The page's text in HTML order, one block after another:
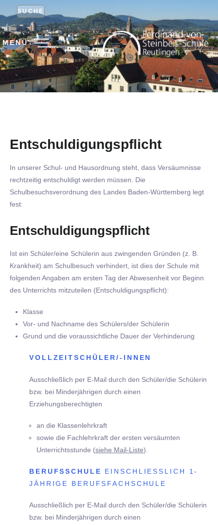
SUCHE
MENÜ
Entschuldigungspflicht
In unserer Schul- und Hausordnung steht, dass Versäumnisse
rechtzeitig entschuldigt werden müssen. Die
Schulbesuchsverordnung des Landes Baden-Württemberg legt
fest:
Entschuldigungspflicht
Ist ein Schüler/eine Schülerin aus zwingenden Gründen (z. B.
Krankheit) am Schulbesuch verhindert, ist dies der Schule mit
folgenden Angaben am ersten Tag der Abwesenheit vor Beginn
des Unterrichts mitzuteilen (Entschuldigungspflicht):
Klasse
Vor- und Nachname des Schülers/der Schülerin
Grund und die voraussichtliche Dauer der Verhinderung
VOLLZEITSCHÜLER/-INNEN
Ausschließlich per E-Mail durch den Schüler/die Schülerin
bzw. bei Minderjährigen durch einen
Erziehungsberechtigten
an die Klassenlehrkraft
sowie die Fachlehrkraft der ersten versäumten
Unterrichtsstunde (siehe Mail-Liste).
BERUFSSCHULE EINSCHLIESSLICH 1-J
ÄHRIGE BERUFSFACHSCHULE
Ausschließlich per E-Mail durch den Schüler/die Schülerin
bzw. bei Minderjährigen durch einen